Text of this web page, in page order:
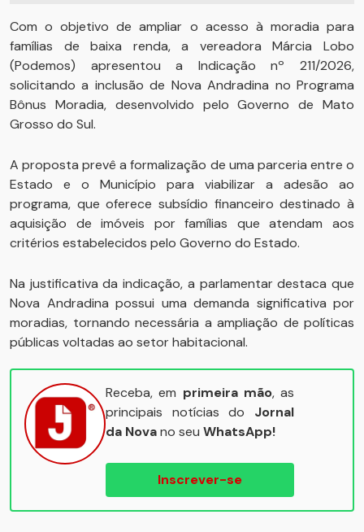
Com o objetivo de ampliar o acesso à moradia para
famílias de baixa renda, a vereadora Márcia Lobo
(Podemos) apresentou a Indicação nº 211/2026,
solicitando a inclusão de Nova Andradina no Programa
Bônus Moradia, desenvolvido pelo Governo de Mato
Grosso do Sul.
A proposta prevê a formalização de uma parceria entre o
Estado e o Município para viabilizar a adesão ao
programa, que oferece subsídio financeiro destinado à
aquisição de imóveis por famílias que atendam aos
critérios estabelecidos pelo Governo do Estado.
Na justificativa da indicação, a parlamentar destaca que
Nova Andradina possui uma demanda significativa por
moradias, tornando necessária a ampliação de políticas
públicas voltadas ao setor habitacional.
Receba, em primeira mão, as
principais notícias do Jornal
da Novano seu WhatsApp!
Inscrever-se